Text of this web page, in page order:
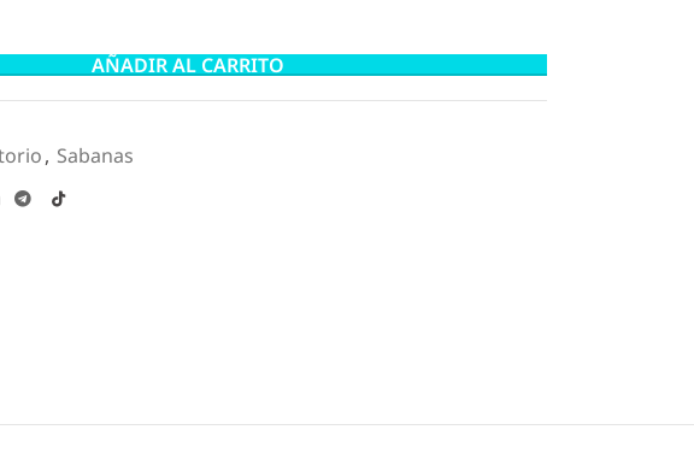
AÑADIR AL CARRITO
, Sabanas